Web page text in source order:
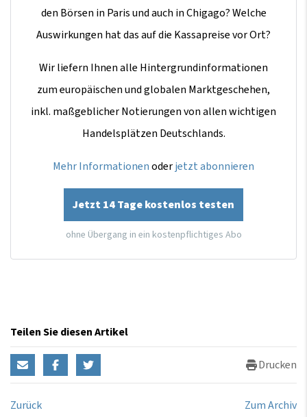
den Börsen in Paris und auch in Chigago? Welche
Auswirkungen hat das auf die Kassapreise vor Ort?
Wir liefern Ihnen alle Hintergrundinformationen
zum europäischen und globalen Marktgeschehen,
inkl. maßgeblicher Notierungen von allen wichtigen
Handelsplätzen Deutschlands.
Mehr Informationenoderjetzt abonnieren
Jetzt 14 Tage kostenlos testen
ohne Übergang in ein kostenpflichtiges Abo
Teilen Sie diesen Artikel
Drucken
Zurück Zum Archiv